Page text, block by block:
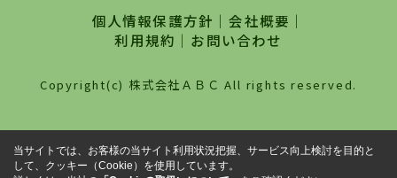
は、一度だけでは終わらない、お客様との末長い
お付き合いです。初めての一人暮らしから、就
職・ご結婚・売買物件の購入、などなど一生涯に
わたる、良きアドバイザーとして、地域に密着し
た営業スタイルで様々なお役立ちができればと強
わせください。
個人情報保護方針 ｜会社概要 ｜
利用規約 ｜ お問い合わせ
Copyright(c) 株式会社ＡＢＣ All rights reserved.
当サイトでは、お客様の当サイト利用状況把握、サービス向上検討を目的と
して、クッキー（Cookie）を使用しています。